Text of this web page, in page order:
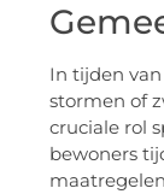
In tijden
stormen of
cruciale rol
bewoners